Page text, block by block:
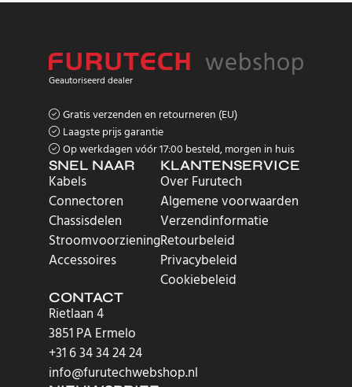
Geautoriseerd dealer
Gratis verzenden en retourneren (EU)
Laagste prijs garantie
Op werkdagen vóór 17:00 besteld, morgen in huis
SNEL NAAR
Kabels
Connectoren
Chassisdelen
Stroomvoorziening
Accessoires
KLANTENSERVICE
Over Furutech
Algemene voorwaarden
Verzendinformatie
Retourbeleid
Privacybeleid
Cookiebeleid
CONTACT
Rietlaan 4
3851 PA Ermelo
+31 6 34 34 24 24
info@furutechwebshop.nl